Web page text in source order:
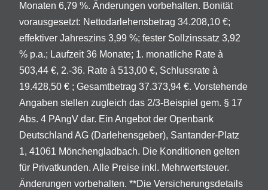
Monaten 6,79 %. Änderungen vorbehalten. Bonität
vorausgesetzt: Nettodarlehensbetrag 34.208,10 €;
effektiver Jahreszins 3,99 %; fester Sollzinssatz 3,92
% p.a.; Laufzeit 36 Monate; 1. monatliche Rate à
503,44 €, 2.-36. Rate à 513,00 €, Schlussrate à
19.428,50 € ; Gesamtbetrag 37.373,94 €. Vorstehende
Angaben stellen zugleich das 2/3-Beispiel gem. § 17
Abs. 4 PAngV dar. Ein Angebot der Openbank
Deutschland AG (Darlehensgeber), Santander-Platz
1, 41061 Mönchengladbach. Die Konditionen gelten
für Privatkunden. Alle Preise inkl. Mehrwertsteuer.
Änderungen vorbehalten. **Die Versicherungsdetails